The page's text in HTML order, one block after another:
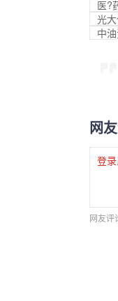
医?
光
中
网
登录
网友评